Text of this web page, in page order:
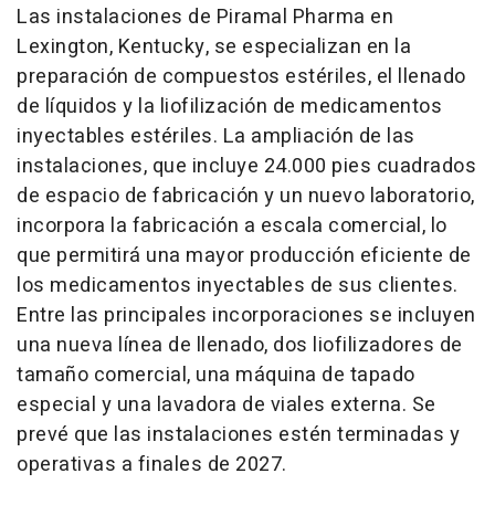
Las instalaciones de Piramal Pharma en
Lexington, Kentucky, se especializan en la
preparación de compuestos estériles, el llenado
de líquidos y la liofilización de medicamentos
inyectables estériles. La ampliación de las
instalaciones, que incluye 24.000 pies cuadrados
de espacio de fabricación y un nuevo laboratorio,
incorpora la fabricación a escala comercial, lo
que permitirá una mayor producción eficiente de
los medicamentos inyectables de sus clientes.
Entre las principales incorporaciones se incluyen
una nueva línea de llenado, dos liofilizadores de
tamaño comercial, una máquina de tapado
especial y una lavadora de viales externa. Se
prevé que las instalaciones estén terminadas y
operativas a finales de 2027.